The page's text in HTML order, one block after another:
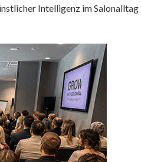
Intelligenz im Salonalltag